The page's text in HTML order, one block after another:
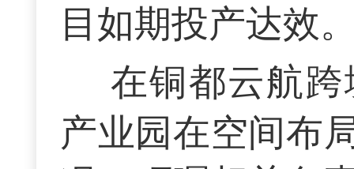
目如期投产达效
在铜都云航
产业园在空间布